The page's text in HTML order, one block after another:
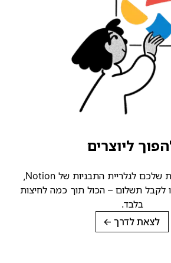
ליוצרים
להעלות את התבנית שלכם לגלריית התבניות של Notion,
תשלום – הכול תוך כמה לחיצות
בלבד.
לדרך→